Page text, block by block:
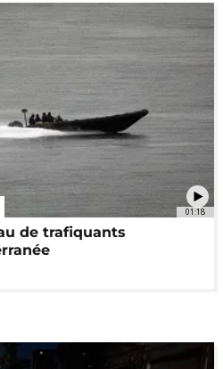
01:18
de trafiquants